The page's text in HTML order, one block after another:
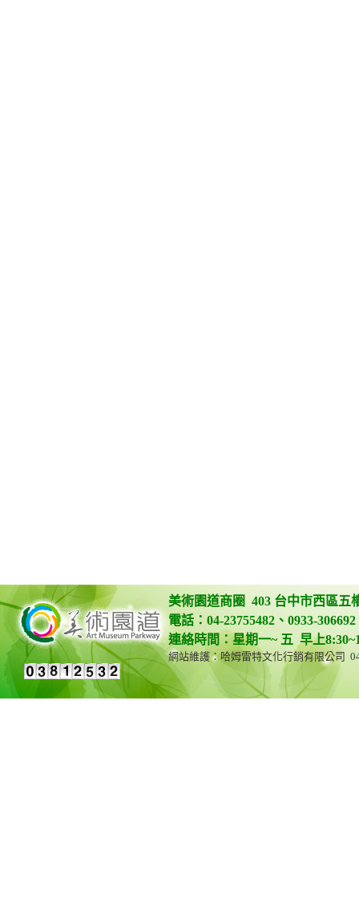
美術園道商圈 403 台中市西區五
電話：04-23755482、0933-
連絡時間：星期一~ 五 早上
網站維護：哈姆雷特文化行銷有限公司